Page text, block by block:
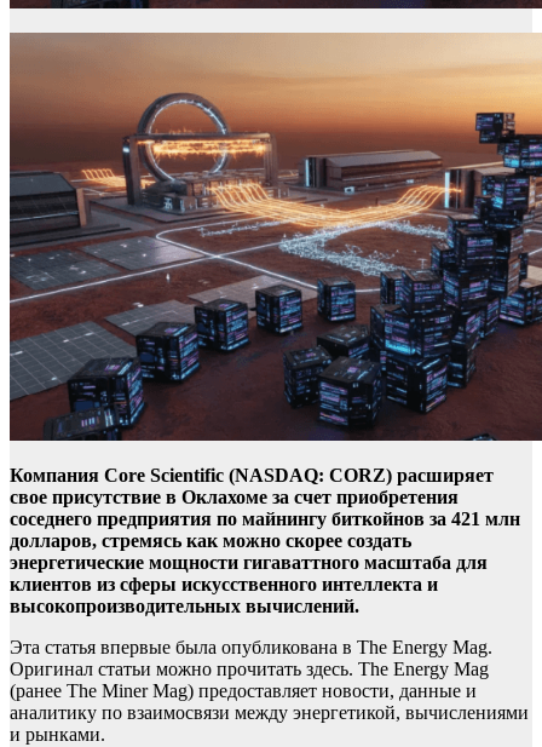
Компания Core Scientific (NASDAQ: CORZ) расширяет
свое присутствие в Оклахоме за счет приобретения
соседнего предприятия по майнингу биткойнов за 421 млн
долларов, стремясь как можно скорее создать
энергетические мощности гигаваттного масштаба для
клиентов из сферы искусственного интеллекта и
высокопроизводительных вычислений.
Эта статья впервые была опубликована в The Energy Mag.
Оригинал статьи можно прочитать здесь. The Energy Mag
(ранее The Miner Mag) предоставляет новости, данные и
аналитику по взаимосвязи между энергетикой, вычислениями
и рынками.